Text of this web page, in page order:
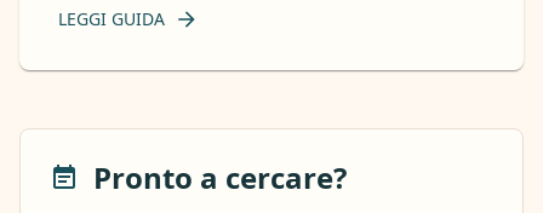
LEGGI GUIDA
Pronto a cercare?